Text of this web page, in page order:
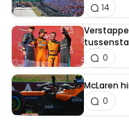
14
0
McLaren
0